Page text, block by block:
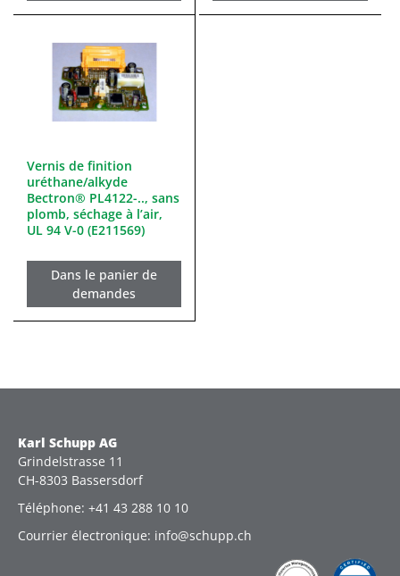
Vernis de finition
uréthane/alkyde
Bectron® PL4122-.., sans
plomb, séchage à l’air,
UL 94 V-0 (E211569)
Dans le panier de
demandes
Karl Schupp AG
Grindelstrasse 11
CH-8303 Bassersdorf
Téléphone: +41 43 288 10 10
Courrier électronique: info@schupp.ch